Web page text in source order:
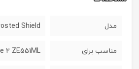
مدل Shield
مناسب برای 2 ZE551ML